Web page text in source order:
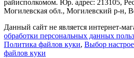
райисполкомом. Юр. адрес: 213105,
Могилевская обл., Могилевский р-н,
Данный сайт не является интернет-
обработки персональных данных
Политика файлов куки, Выбор
файлов куки